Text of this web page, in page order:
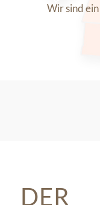
Wir sind ein
DER